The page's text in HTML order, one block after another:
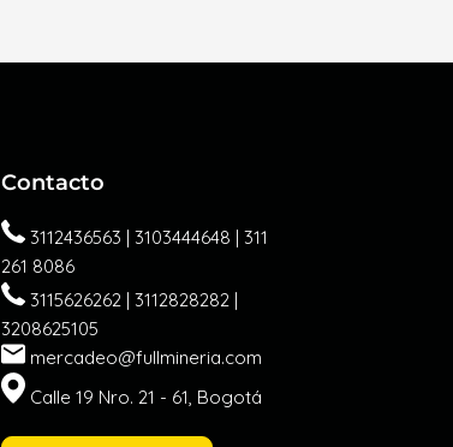
Contacto
3112436563 | 3103444648 | 311
261 8086
3115626262 | 3112828282 |
3208625105
mercadeo@fullmineria.com
Calle 19 Nro. 21 - 61, Bogotá